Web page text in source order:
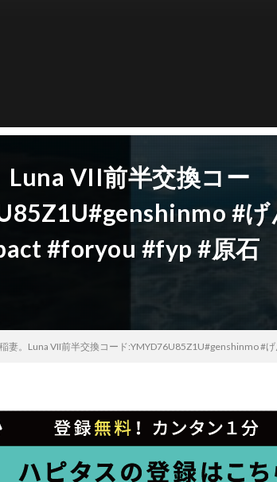
Luna VII前半交換コー
#
#foryou #fyp #原石
妻。Luna VII前半交換コード:YMYD76U85Z1U#genshinmo #